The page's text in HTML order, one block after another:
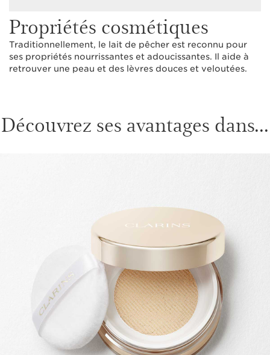
Propriétés cosmétiques
Traditionnellement, le lait de pêcher est reconnu pour
ses propriétés nourrissantes et adoucissantes. Il aide à
retrouver une peau et des lèvres douces et veloutées.
Découvrez ses avantages dans...